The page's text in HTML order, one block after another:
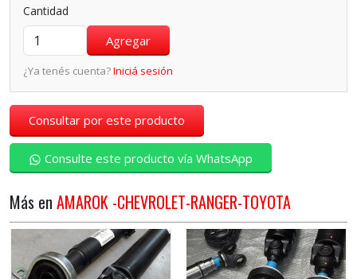
Cantidad
¿Ya tenés cuenta?Iniciá sesión
Consultar por este producto
Consulte este producto vía WhatsApp
Más en AMAROK -CHEVROLET-RANGER-TOYOTA